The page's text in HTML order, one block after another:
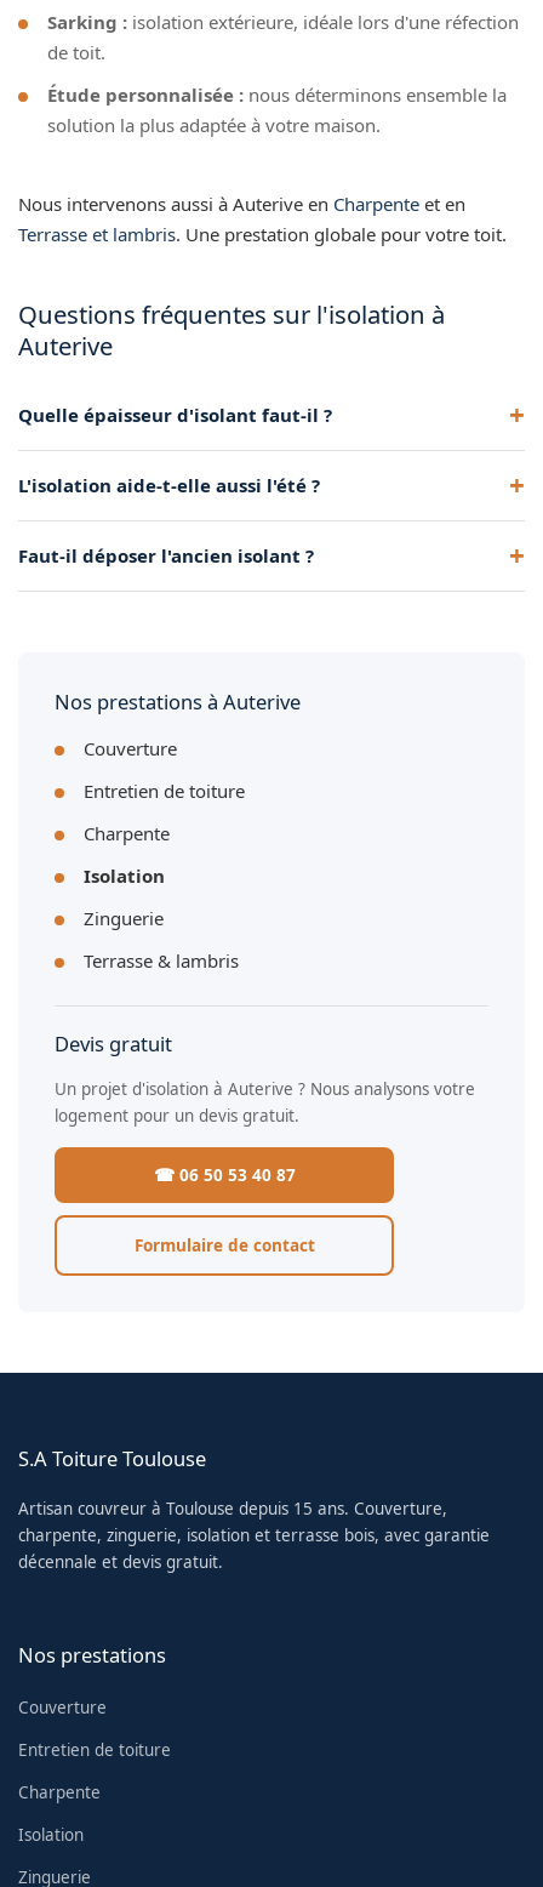
Sarking : isolation extérieure, idéale lors d'une réfection
de toit.
Étude personnalisée : nous déterminons ensemble la
solution la plus adaptée à votre maison.
Nous intervenons aussi à Auterive en Charpente et en
Terrasse et lambris. Une prestation globale pour votre toit.
Questions fréquentes sur l'isolation à
Auterive
Quelle épaisseur d'isolant faut-il ?
les rampants, afin d'atteindre les performances
recommandées.
L'isolation aide-t-elle aussi l'été ?
particulièrement utile dans la région toulousaine.
Faut-il déposer l'ancien isolant ?
Nos prestations à Auterive
Couverture
Entretien de toiture
Charpente
Isolation
Zinguerie
Terrasse & lambris
Devis gratuit
Un projet d'isolation à Auterive ? Nous analysons votre
logement pour un devis gratuit.
☎ 06 50 53 40 87
Formulaire de contact
S.A Toiture Toulouse
Artisan couvreur à Toulouse depuis 15 ans. Couverture,
charpente, zinguerie, isolation et terrasse bois, avec garantie
décennale et devis gratuit.
Nos prestations
Couverture
Entretien de toiture
Charpente
Isolation
Zinguerie